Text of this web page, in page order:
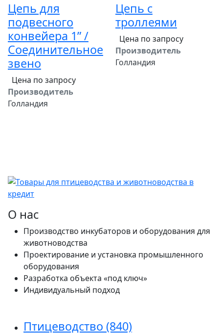
Цепь для
подвесного
конвейера 1” /
Соединительное
звено
Цена по запросу
Производитель
Голландия
Цепь с
троллеями
Цена по запросу
Производитель
Голландия
О нас
Производство инкубаторов и оборудования для
животноводства
Проектирование и установка промышленного
оборудования
Разработка объекта «под ключ»
Индивидуальный подход
Птицеводство (840)